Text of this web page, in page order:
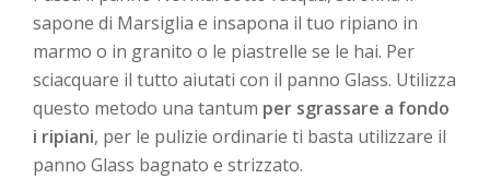
sapone di Marsiglia e insapona il tuo ripiano in
marmo o in granito o le piastrelle se le hai. Per
sciacquare il tutto aiutati con il panno Glass. Utilizza
questo metodo una tantum per sgrassare a fondo
i ripiani, per le pulizie ordinarie ti basta utilizzare il
panno Glass bagnato e strizzato.